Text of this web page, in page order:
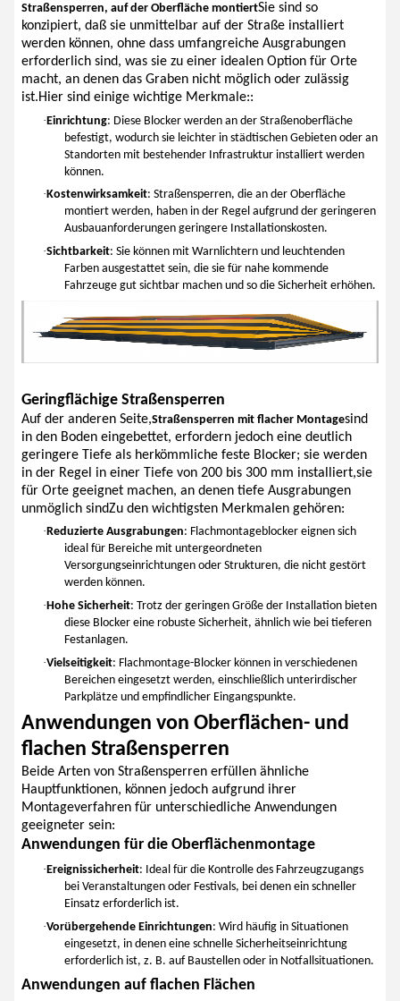
Straßensperren, auf der Oberfläche montiertSie sind so
konzipiert, daß sie unmittelbar auf der Straße installiert
werden können, ohne dass umfangreiche Ausgrabungen
erforderlich sind, was sie zu einer idealen Option für Orte
macht, an denen das Graben nicht möglich oder zulässig
ist.Hier sind einige wichtige Merkmale::
·Einrichtung: Diese Blocker werden an der Straßenoberfläche
befestigt, wodurch sie leichter in städtischen Gebieten oder an
Standorten mit bestehender Infrastruktur installiert werden
können.
·Kostenwirksamkeit: Straßensperren, die an der Oberfläche
montiert werden, haben in der Regel aufgrund der geringeren
Ausbauanforderungen geringere Installationskosten.
·Sichtbarkeit: Sie können mit Warnlichtern und leuchtenden
Farben ausgestattet sein, die sie für nahe kommende
Fahrzeuge gut sichtbar machen und so die Sicherheit erhöhen.
Geringflächige Straßensperren
Auf der anderen Seite,Straßensperren mit flacher Montagesind
in den Boden eingebettet, erfordern jedoch eine deutlich
geringere Tiefe als herkömmliche feste Blocker; sie werden
in der Regel in einer Tiefe von 200 bis 300 mm installiert,sie
für Orte geeignet machen, an denen tiefe Ausgrabungen
unmöglich sindZu den wichtigsten Merkmalen gehören:
·Reduzierte Ausgrabungen: Flachmontageblocker eignen sich
ideal für Bereiche mit untergeordneten
Versorgungseinrichtungen oder Strukturen, die nicht gestört
werden können.
· Hohe Sicherheit: Trotz der geringen Größe der Installation bieten
diese Blocker eine robuste Sicherheit, ähnlich wie bei tieferen
Festanlagen.
·Vielseitigkeit: Flachmontage-Blocker können in verschiedenen
Bereichen eingesetzt werden, einschließlich unterirdischer
Parkplätze und empfindlicher Eingangspunkte.
Anwendungen von Oberflächen- und
flachen Straßensperren
Beide Arten von Straßensperren erfüllen ähnliche
Hauptfunktionen, können jedoch aufgrund ihrer
Montageverfahren für unterschiedliche Anwendungen
geeigneter sein:
Anwendungen für die Oberflächenmontage
· Ereignissicherheit: Ideal für die Kontrolle des Fahrzeugzugangs
bei Veranstaltungen oder Festivals, bei denen ein schneller
Einsatz erforderlich ist.
·Vorübergehende Einrichtungen: Wird häufig in Situationen
eingesetzt, in denen eine schnelle Sicherheitseinrichtung
erforderlich ist, z. B. auf Baustellen oder in Notfallsituationen.
Anwendungen auf flachen Flächen